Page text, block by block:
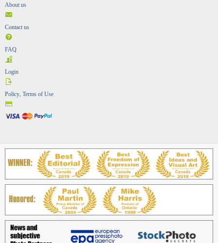
About us
Contact us
FAQ
Login
Policy, Terms of Use